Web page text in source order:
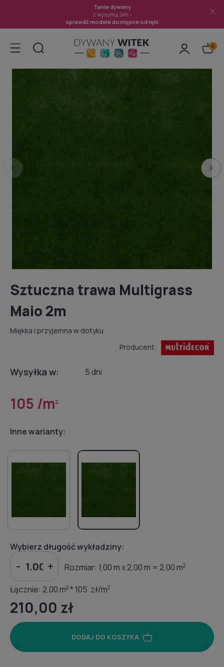
Tanie dywany
z wysyłką 24h -
sprawdź modele dostępne od ręki
Sztuczna trawa Multigrass
Maio 2m
Miękka i przyjemna w dotyku
Producent:
105 /m2
Wysyłka w: 5 dni
Inne warianty:
Wybierz długość wykładziny:
- + Rozmiar: 1,00 m x2,00 m = 2,00 m2
Łącznie: 2,00 m2 * 105 zł/m2
210,00 zł
DODAJ DO KOSZYKA